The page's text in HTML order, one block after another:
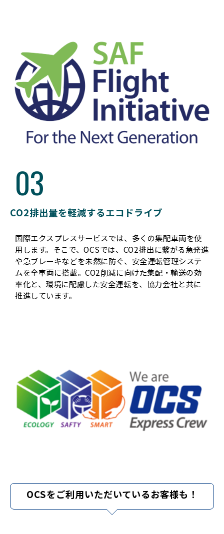
03
CO2排出量を軽減するエコドライブ
国際エクスプレスサービスでは、多くの集配車両を使
用します。そこで、OCSでは、CO2排出に繋がる急発進
や急ブレーキなどを未然に防ぐ、安全運転管理システ
ムを全車両に搭載。CO2削減に向けた集配・輸送の効
率化と、環境に配慮した安全運転を、協力会社と共に
推進しています。
OCSをご利用いただいているお客様も！